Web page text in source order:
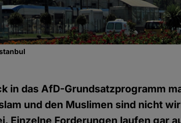
in das AfD-Grundsatzprogramm
und den Muslimen sind nicht